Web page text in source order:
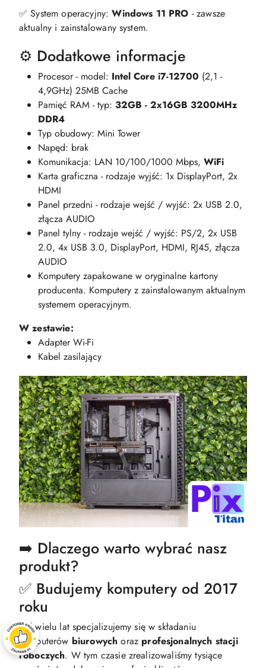
✅ System operacyjny:Windows 11 PRO - zawsze
aktualny i zainstalowany system.
⚙️ Dodatkowe informacje
Procesor - model: Intel Core i7-12700 (2,1 -
4,9GHz) 25MB Cache
Pamięć RAM - typ: 32GB - 2x16GB 3200MHz
DDR4
Typ obudowy: Mini Tower
Napęd: brak
Komunikacja: LAN 10/100/1000 Mbps, WiFi
Karta graficzna - rodzaje wyjść: 1x DisplayPort, 2x
HDMI
Panel przedni - rodzaje wejść / wyjść: 2x USB 2.0,
złącza AUDIO
Panel tylny - rodzaje wejść / wyjść: PS/2, 2x USB
2.0, 4x USB 3.0, DisplayPort, HDMI, RJ45, złącza
AUDIO
Komputery zapakowane w oryginalne kartony
producenta. Komputery z zainstalowanym aktualnym
systemem operacyjnym.
W zestawie:
Adapter Wi-Fi
Kabel zasilający
➡️ Dlaczego warto wybrać nasz
produkt?
✅ Budujemy komputery od 2017
roku
Od wielu lat specjalizujemy się w składaniu
komputerów biurowych oraz profesjonalnych stacji
roboczych. W tym czasie zrealizowaliśmy tysiące